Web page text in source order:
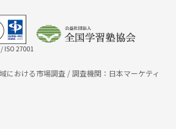
ISO 27001
おける市場調査 / 調査機関：日本マーケティ